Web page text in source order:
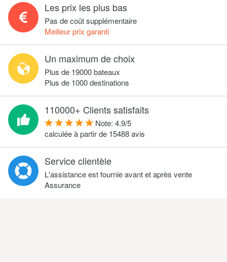
Les prix les plus bas
Pas de coût supplémentaire
Meilleur prix garanti
Un maximum de choix
Plus de 19000 bateaux
Plus de 1000 destinations
110000+ Clients satisfaits
Note: 4.9/5
calculée à partir de 15488avis
Service clientèle
L'assistance est fournie avant et après vente
Assurance